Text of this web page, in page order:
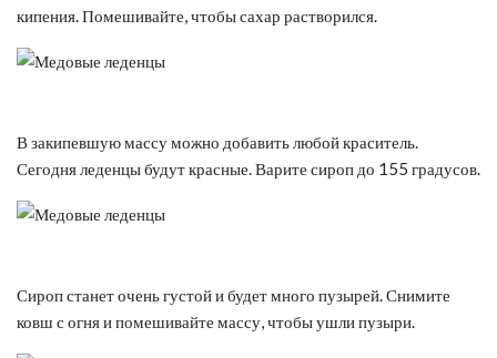
кипения. Помешивайте, чтобы сахар растворился.
В закипевшую массу можно добавить любой краситель.
Сегодня леденцы будут красные. Варите сироп до 155 градусов.
Сироп станет очень густой и будет много пузырей. Снимите
ковш с огня и помешивайте массу, чтобы ушли пузыри.